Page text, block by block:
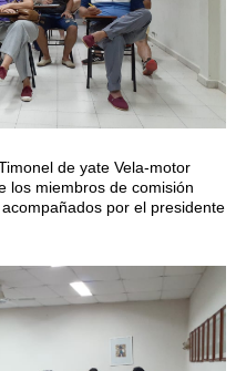
de yate Vela-motor
los miembros de comisión
por el presidente